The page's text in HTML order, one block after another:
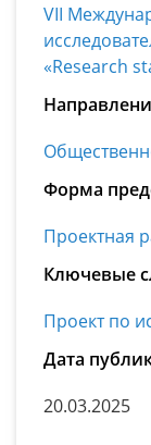
VII
«Research
Форма
Проектная
Ключевые
Проект по
Дата
20.03.2025